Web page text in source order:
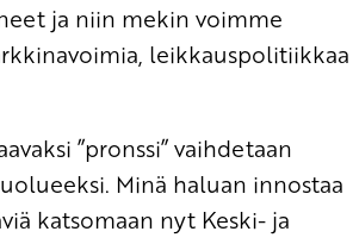
ja niin mekin voimme
leikkauspolitiikkaa
”pronssi” vaihdetaan
Minä haluan innostaa
katsomaan nyt Keski- ja